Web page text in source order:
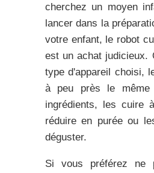
cherchez un moyen
lancer dans la
votre enfant, le robot
est un achat judicieux.
type d'appareil choisi,
à peu près le même
ingrédients, les cuire
réduire en purée ou
déguster.
Si vous préférez ne